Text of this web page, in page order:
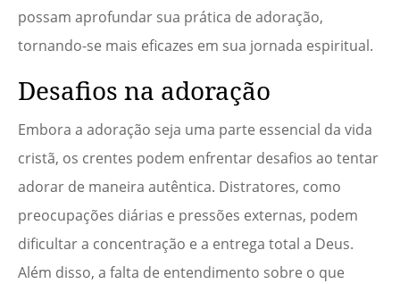
possam aprofundar sua prática de adoração,
tornando-se mais eficazes em sua jornada espiritual.
Desafios na adoração
Embora a adoração seja uma parte essencial da vida
cristã, os crentes podem enfrentar desafios ao tentar
adorar de maneira autêntica. Distratores, como
preocupações diárias e pressões externas, podem
dificultar a concentração e a entrega total a Deus.
Além disso, a falta de entendimento sobre o que